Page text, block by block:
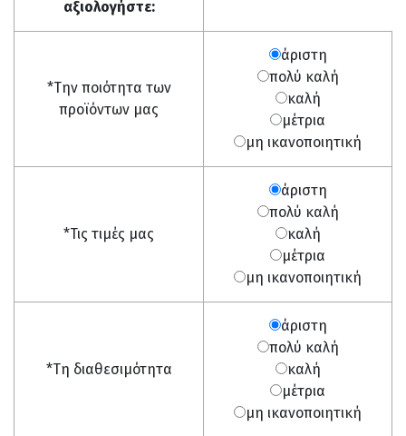
αξιολογήστε:
*Την ποιότητα των
προϊόντων μας
άριστη
πολύ καλή
καλή
μέτρια
μη ικανοποιητική
*Τις τιμές μας
άριστη
πολύ καλή
καλή
μέτρια
μη ικανοποιητική
*Τη διαθεσιμότητα
άριστη
πολύ καλή
καλή
μέτρια
μη ικανοποιητική